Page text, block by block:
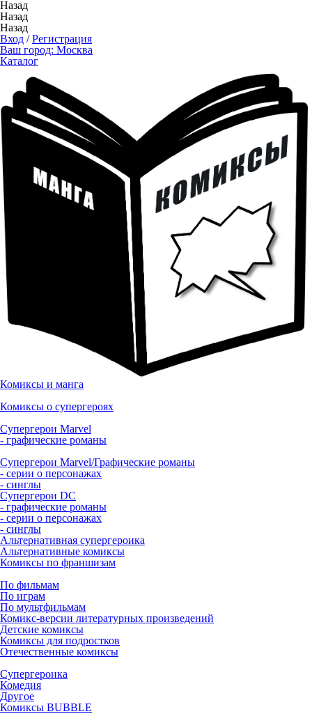
Назад
Назад
Назад
Вход /Регистрация
Ваш город: Москва
Каталог
Комиксы и манга
Комиксы о супергероях
Супергерои Marvel
- графические романы
Супергерои Marvel/Графические романы
- серии о персонажах
- синглы
Супергерои DC
- графические романы
- серии о персонажах
- синглы
Альтернативная супергероика
Альтернативные комиксы
Комиксы по франшизам
По фильмам
По играм
По мультфильмам
Комикс-версии литературных произведений
Детские комиксы
Комиксы для подростков
Отечественные комиксы
Супергероика
Комедия
Другое
Комиксы BUBBLE